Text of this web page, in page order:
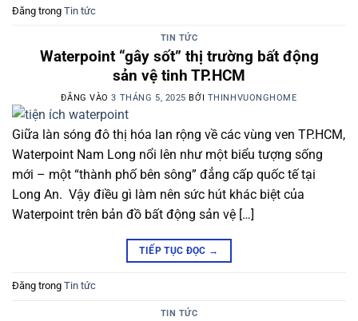
Đăng trong Tin tức
TIN TỨC
Waterpoint “gây sốt” thị trường bất động
sản vệ tinh TP.HCM
ĐĂNG VÀO3 THÁNG 5, 2025 BỞI THINHVUONGHOME
Giữa làn sóng đô thị hóa lan rộng về các vùng ven TP.HCM,
Waterpoint Nam Long nổi lên như một biểu tượng sống
mới – một “thành phố bên sông” đẳng cấp quốc tế tại
Long An. Vậy điều gì làm nên sức hút khác biệt của
Waterpoint trên bản đồ bất động sản vệ […]
TIẾP TỤC ĐỌC →
Đăng trong Tin tức
TIN TỨC